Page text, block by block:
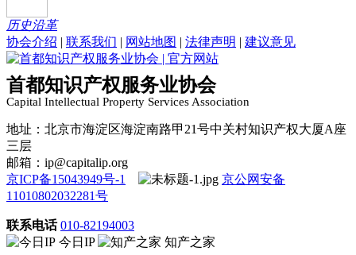
历史沿革
协会介绍
联系我们 网站地图 法律声明 建议意见
首都知识产权服务业协会
Capital Intellectual Property Services Association
地址：北京市海淀区海淀南路甲21号中关村知识产权大厦A座
三层
邮箱：ip@capitalip.org
京ICP备15043949号-1
京公网安备
11010802032281号
联系电话 010-82194003
今日IP
知产之家